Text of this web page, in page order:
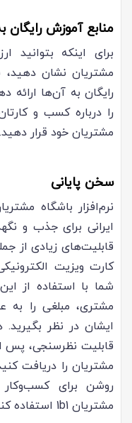
منابع آموزش
برای اینکه بتوانید
مشتریان نشان دهید،
رایگان به آن‌ها ارائه
را درباره کسب و
مشتریان خود قرار دهید.
سخن پایانی
ایرانی برای جذب و
قابلیت‌های زیادی از
کارت ویزیت
شما با استفاده از
مشتری، مبلغی را به
ایشان در نظر بگیرید.
قابلیت نظرسنجی، پس
مشتریان را دریافت
روشن برای کسب‌وکار
مشتریان 1b1 استفاده کنید.